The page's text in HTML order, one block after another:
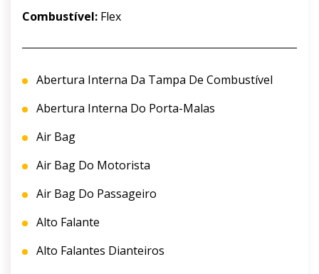
Combustível: Flex
Abertura Interna Da Tampa De Combustível
Abertura Interna Do Porta-Malas
Air Bag
Air Bag Do Motorista
Air Bag Do Passageiro
Alto Falante
Alto Falantes Dianteiros